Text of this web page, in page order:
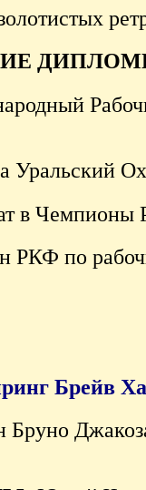
Уральский
в Чемпионы
РКФ по
Брейв
Бруно